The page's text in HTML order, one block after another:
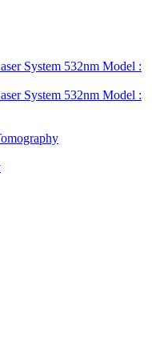
System 532nm Model :
System 532nm Model :